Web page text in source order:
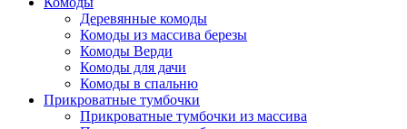
Деревянные комоды
Комоды из массива березы
Комоды Верди
Комоды для дачи
Комоды в спальню
Прикроватные тумбочки
Прикроватные тумбочки из массива